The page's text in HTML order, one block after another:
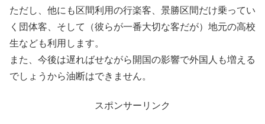
ただし、他にも区間利用の行楽客、景勝区間だけ乗ってい
く団体客、そして（彼らが一番大切な客だが）地元の高校
生なども利用します。
また、今後は遅ればせながら開国の影響で外国人も増える
でしょうから油断はできません。
スポンサーリンク